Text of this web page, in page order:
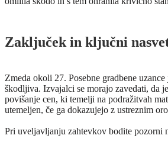
Zaključek in ključni
Zmeda okoli 27. Posebne gradbene
škodljiva. Izvajalci se morajo zavedati, da
povišanje cen, ki temelji na podražitvah
utemeljen, če ga dokazujejo z ustreznim
Pri uveljavljanju zahtevkov bodite pozorni